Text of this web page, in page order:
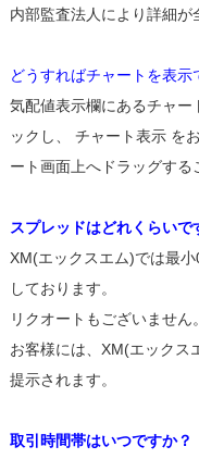
内部監査法人により詳細が
どうすればチャートを表示
気配値表示欄にあるチャー
ックし、 チャート表示 を
ート画面上へドラッグする
スプレッドはどれくらいで
XM(エックスエム)では最
しております。
リクオートもございません。
お客様には、XM(エックス
提示されます。
取引時間帯はいつですか？